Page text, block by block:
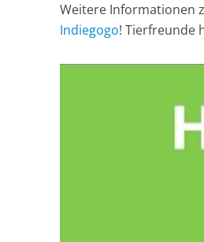
Weitere Informationen
Indiegogo! Tierfreunde